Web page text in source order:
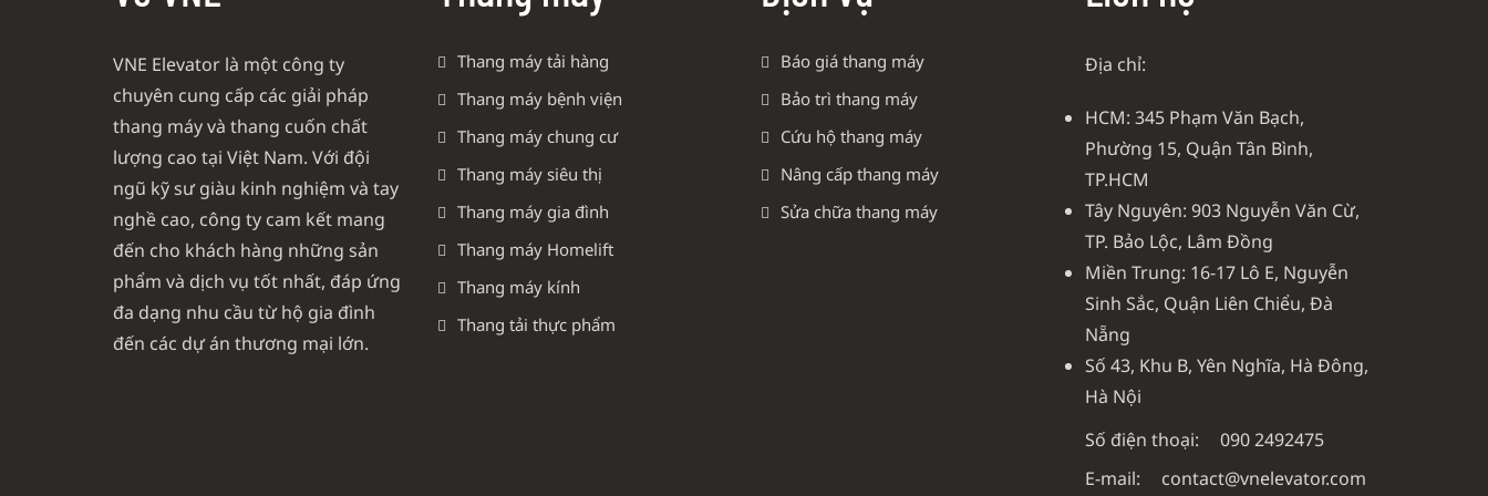
VNE Elevator là một công ty
chuyên cung cấp các giải pháp
thang máy và thang cuốn chất
lượng cao tại Việt Nam. Với đội
ngũ kỹ sư giàu kinh nghiệm và tay
nghề cao, công ty cam kết mang
đến cho khách hàng những sản
phẩm và dịch vụ tốt nhất, đáp ứng
đa dạng nhu cầu từ hộ gia đình
đến các dự án thương mại lớn.
Thang máy tải hàng
Thang máy bệnh viện
Thang máy chung cư
Thang máy siêu thị
Thang máy gia đình
Thang máy Homelift
Thang máy kính
Thang tải thực phẩm
Báo giá thang máy
Bảo trì thang máy
Cứu hộ thang máy
Nâng cấp thang máy
Sửa chữa thang máy
Địa chỉ:
HCM: 345 Phạm Văn Bạch,
Phường 15, Quận Tân Bình,
TP.HCM
Tây Nguyên: 903 Nguyễn Văn Cừ,
TP. Bảo Lộc, Lâm Đồng
Miền Trung: 16-17 Lô E, Nguyễn
Sinh Sắc, Quận Liên Chiểu, Đà
Nẵng
Số 43, Khu B, Yên Nghĩa, Hà Đông,
Hà Nội
Số điện thoại:
090 2492475
E-mail:
contact@vnelevator.com